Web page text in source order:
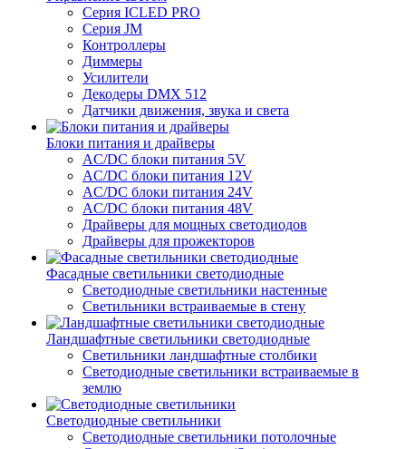
Серия ICLED PRO
Серия JM
Контроллеры
Диммеры
Усилители
Декодеры DMX 512
Датчики движения, звука и света
Блоки питания и драйверы
AC/DC блоки питания 5V
AC/DC блоки питания 12V
AC/DC блоки питания 24V
AC/DC блоки питания 48V
Драйверы для мощных светодиодов
Драйверы для прожекторов
Фасадные светильники светодиодные
Светодиодные светильники настенные
Светильники встраиваемые в стену
Ландшафтные светильники светодиодные
Светильники ландшафтные столбики
Светодиодные светильники встраиваемые в
землю
Светодиодные светильники
Светодиодные светильники потолочные